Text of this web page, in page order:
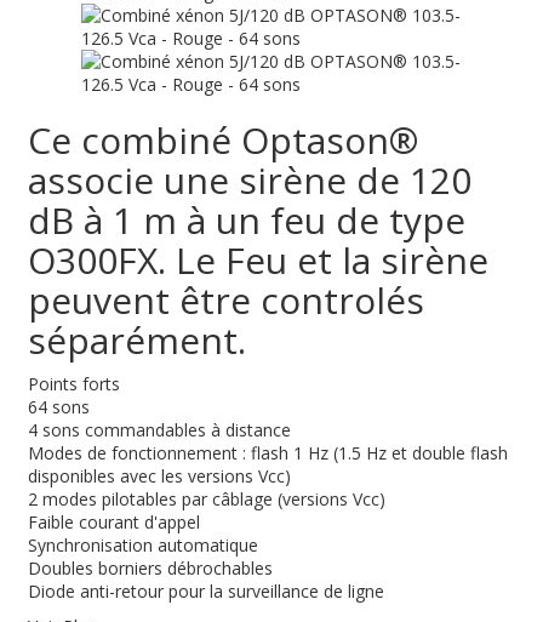
Ce combiné Optason®
associe une sirène de 120
dB à 1 m à un feu de type
O300FX. Le Feu et la sirène
peuvent être controlés
séparément.
Points forts
64 sons
4 sons commandables à distance
Modes de fonctionnement : flash 1 Hz (1.5 Hz et double flash
disponibles avec les versions Vcc)
2 modes pilotables par câblage (versions Vcc)
Faible courant d'appel
Synchronisation automatique
Doubles borniers débrochables
Diode anti-retour pour la surveillance de ligne